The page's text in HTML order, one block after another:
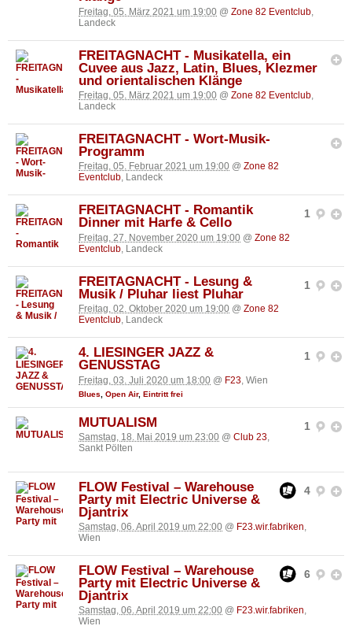
Freitag, 05. März 2021 um 19:00 @ Zone 82 Eventclub
Landeck
FREITAGNACHT - Musikatella, ein
Cuvee aus Jazz, Latin, Blues, Klezmer
und orientalischen Klänge
Freitag, 05. März 2021 um 19:00 @ Zone 82 Eventclub,
Landeck
FREITAGNACHT - Wort-Musik-
Programm
Freitag, 05. Februar 2021 um 19:00 @ Zone 82
Eventclub, Landeck
1
FREITAGNACHT - Romantik
Dinner mit Harfe & Cello
Freitag, 27. November 2020 um 19:00 @ Zone 82
Eventclub , Landeck
1
FREITAGNACHT - Lesung &
Musik / Pluhar liest Pluhar
Freitag, 02. Oktober 2020 um 19:00 @ Zone 82
Eventclub, Landeck
1
4. LIESINGER JAZZ &
GENUSSTAG
Freitag, 03. Juli 2020 um 18:00 @ F23 , Wien
Blues Open Air, Eintritt frei
1
MUTUALISM
Samstag, 18. Mai 2019 um 23:00 @ Club 23,
Sankt Pölten
4
FLOW Festival – Warehouse
Party mit Electric Universe &
Djantrix
Samstag, 06. April 2019 um 22:00 @ F23.wir.fabriken,
Wien
6
FLOW Festival – Warehouse
Party mit Electric Universe &
Djantrix
Samstag, 06. April 2019 um 22:00 @ F23.wir.fabriken,
Wien